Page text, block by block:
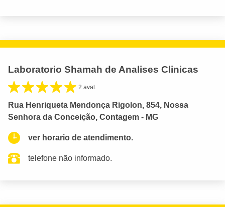
Laboratorio Shamah de Analises Clinicas
2 aval.
Rua Henriqueta Mendonça Rigolon, 854, Nossa
Senhora da Conceição, Contagem - MG
ver horario de atendimento.
telefone não informado.